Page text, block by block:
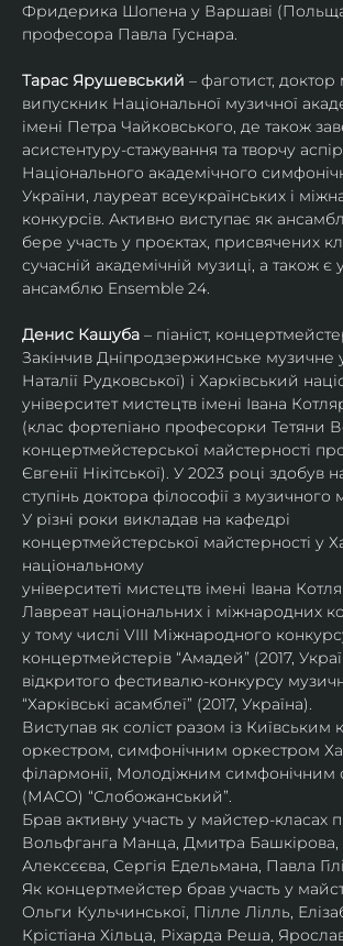
Фридерика Шопена у Варшаві
професора Павла Гуснара.
Тарас Ярушевський – фаготист, доктор
випускник Національної музичної
імені Петра Чайковського, де також
асистентуру-стажування та творчу
Національного академічного
України, лауреат всеукраїнських і
конкурсів. Активно виступає як
бере участь у проєктах, присвячених
сучасній академічній музиці, а також є
ансамблю Ensemble 24.
Денис Кашуба – піаніст,
Закінчив Дніпродзержинське музичне
Наталії Рудковської) і Харківський
університет мистецтв імені Івана
(клас фортепіано професорки Тетяни
концертмейстерської майстерності
Євгенії Нікітської). У 2023 році здобув
ступінь доктора філософії з музичного
У різні роки викладав на кафедрі
концертмейстерської майстерності у
національному
університеті мистецтв імені Івана
Лавреат національних і міжнародних
у тому числі VIII Міжнародного
концертмейстерів “Амадей” (2017,
відкритого фестивалю-конкурсу
“Харківські асамблеї” (2017, Україна).
Виступав як соліст разом із
оркестром, симфонічним оркестром
філармонії, Молодіжним симфонічним
(МАСО) “Слобожанський”.
Брав активну участь у майстер-класах
Вольфганга Манца, Дмитра
Алексєєва, Сергія Едельмана, Павла
Як концертмейстер брав участь у
Ольги Кульчинської, Пілле Лілль,
Крістіана Хільца, Ріхарда Реша,